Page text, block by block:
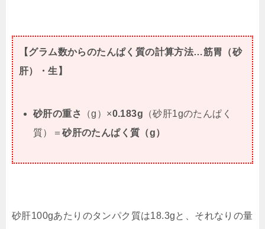
【グラム数からのたんぱく質の計算方法…筋胃（砂
肝）・生】
砂肝の重さ （g）×0.183g （砂肝1gのたんぱく
質）＝砂肝のたんぱく質（g）
砂肝100gあたりのタンパク質は18.3gと、それなりの量